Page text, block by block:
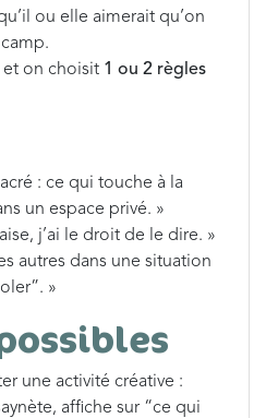
ou elle aimerait qu’on
et on choisit 1 ou 2 règles
: ce qui touche à la
un espace privé. »
j’ai le droit de le dire. »
autres dans une situation
»
une activité créative :
affiche sur “ce qui